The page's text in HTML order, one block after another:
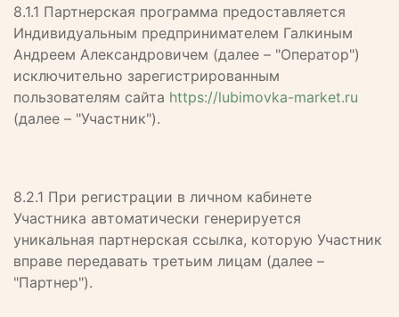
8.1.1 Партнерская программа предоставляется
Индивидуальным предпринимателем Галкиным
Андреем Александровичем (далее – "Оператор")
исключительно зарегистрированным
пользователям сайта https://lubimovka-market.ru
(далее – "Участник").
8.2.1 При регистрации в личном кабинете
Участника автоматически генерируется
уникальная партнерская ссылка, которую Участник
вправе передавать третьим лицам (далее –
"Партнер").